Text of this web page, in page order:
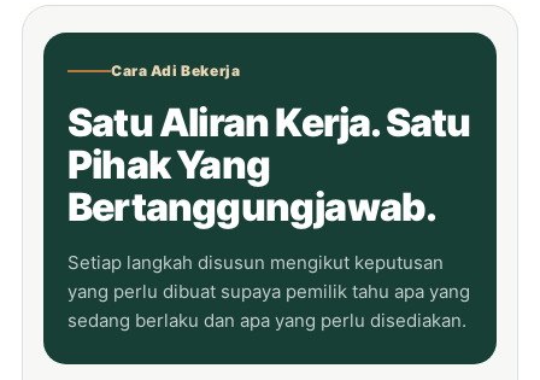
Cara Adi Bekerja
Satu Aliran Kerja. Satu
Pihak Yang
Bertanggungjawab.
Setiap langkah disusun mengikut keputusan
yang perlu dibuat supaya pemilik tahu apa yang
sedang berlaku dan apa yang perlu disediakan.